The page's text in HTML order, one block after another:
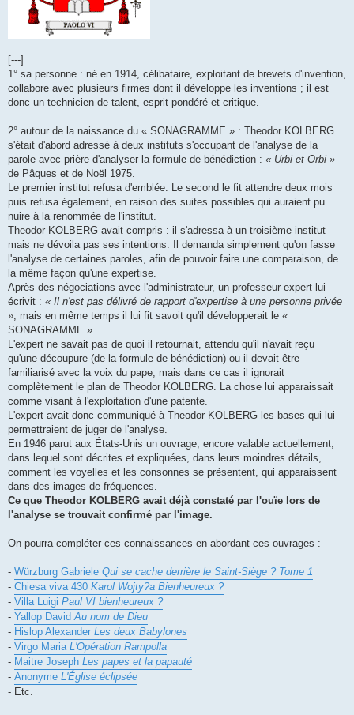
[---]
1° sa personne : né en 1914, célibataire, exploitant de brevets d'invention,
collabore avec plusieurs firmes dont il développe les inventions ; il est
donc un technicien de talent, esprit pondéré et critique.
2° autour de la naissance du « SONAGRAMME » : Theodor KOLBERG
s'était d'abord adressé à deux instituts s'occupant de l'analyse de la
parole avec prière d'analyser la formule de bénédiction : « Urbi et Orbi »
de Pâques et de Noël 1975.
Le premier institut refusa d'emblée. Le second le fit attendre deux mois
puis refusa également, en raison des suites possibles qui auraient pu
nuire à la renommée de l'institut.
Theodor KOLBERG avait compris : il s'adressa à un troisième institut
mais ne dévoila pas ses intentions. Il demanda simplement qu'on fasse
l'analyse de certaines paroles, afin de pouvoir faire une comparaison, de
la même façon qu'une expertise.
Après des négociations avec l'administrateur, un professeur-expert lui
écrivit : « Il n'est pas délivré de rapport d'expertise à une personne privée
» , mais en même temps il lui fit savoit qu'il développerait le «
SONAGRAMME ».
L'expert ne savait pas de quoi il retournait, attendu qu'il n'avait reçu
qu'une découpure (de la formule de bénédiction) ou il devait être
familiarisé avec la voix du pape, mais dans ce cas il ignorait
complètement le plan de Theodor KOLBERG. La chose lui apparaissait
comme visant à l'exploitation d'une patente.
L'expert avait donc communiqué à Theodor KOLBERG les bases qui lui
permettraient de juger de l'analyse.
En 1946 parut aux États-Unis un ouvrage, encore valable actuellement,
dans lequel sont décrites et expliquées, dans leurs moindres détails,
comment les voyelles et les consonnes se présentent, qui apparaissent
dans des images de fréquences.
Ce que Theodor KOLBERG avait déjà constaté par l'ouïe lors de
l'analyse se trouvait confirmé par l'image.
On pourra compléter ces connaissances en abordant ces ouvrages :
- Würzburg Gabriele Qui se cache derrière le Saint-Siège ? Tome 1
- Chiesa viva 430 Karol Wojty?a Bienheureux ?
- Villa Luigi Paul VI bienheureux ?
- Yallop David Au nom de Dieu
- Hislop Alexander Les deux Babylones
- Virgo Maria L'Opération Rampolla
- Maitre Joseph Les papes et la papauté
- Anonyme L'Église éclipsée
- Etc.